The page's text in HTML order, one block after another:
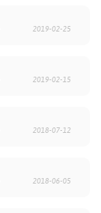
2019-02-25
2019-02-15
2018-07-12
2018-06-05